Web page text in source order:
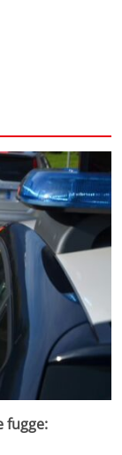
fugge: